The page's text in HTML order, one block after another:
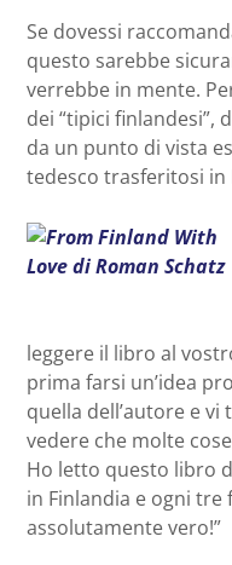
Se dovessi
questo sarebbe
verrebbe in mente.
dei “tipici finlandesi”,
da un punto di vista
tedesco trasferitosi in
leggere il libro al
prima farsi un’idea
quella dell’autore e
vedere che molte
Ho letto questo libro
in Finlandia e ogni tre
assolutamente vero!”